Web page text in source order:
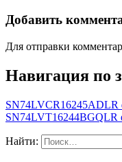
Добавить
Для отправки
Навигация по
SN74LVCR16245ADLR
SN74LVT16244BGQLR
Найти: